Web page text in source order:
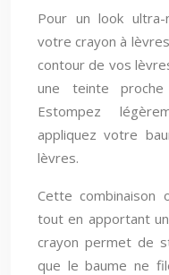
Pour un look ultra-
votre crayon à
contour de vos
une teinte
Estompez
appliquez votre
lèvres.
Cette combinaison
tout en apportant
crayon permet de
que le baume ne